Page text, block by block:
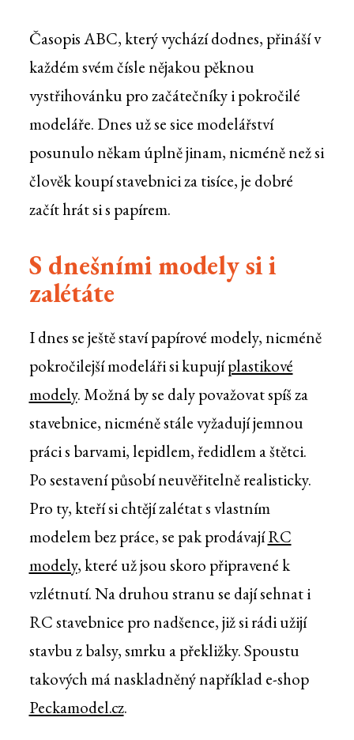
Časopis ABC, který vychází dodnes, přináší v
každém svém čísle nějakou pěknou
vystřihovánku pro začátečníky i pokročilé
modeláře. Dnes už se sice modelářství
posunulo někam úplně jinam, nicméně než si
člověk koupí stavebnici za tisíce, je dobré
začít hrát si s papírem.
S dnešními modely si i
zalétáte
I dnes se ještě staví papírové modely, nicméně
pokročilejší modeláři si kupujíplastikové
modely. Možná by se daly považovat spíš za
stavebnice, nicméně stále vyžadují jemnou
práci s barvami, lepidlem, ředidlem a štětci.
Po sestavení působí neuvěřitelně realisticky.
Pro ty, kteří si chtějí zalétat s vlastním
modelem bez práce, se pak prodávajíRC
modely, které už jsou skoro připravené k
vzlétnutí. Na druhou stranu se dají sehnat i
RC stavebnice pro nadšence, již si rádi užijí
stavbu z balsy, smrku a překližky. Spoustu
takových má naskladněný například e-shop
Peckamodel.cz.